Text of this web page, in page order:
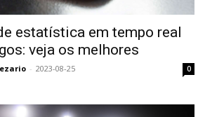
estatística em tempo real
veja os melhores
- 2023-08-25 0